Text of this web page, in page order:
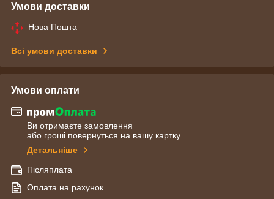
Умови доставки
Нова Пошта
Всі умови доставки
Умови оплати
Ви отримаєте замовлення
або гроші повернуться на вашу картку
Детальніше
Післяплата
Оплата на рахунок